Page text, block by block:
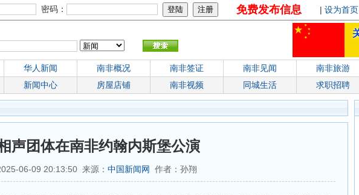
密码： 免费发布信息 | 设为首页
华人新闻 南非概况 南非签证 南非见闻 南非旅游
新闻中心 房屋店铺 南非视频 同城生活 求职招聘
声团体在南非约翰内斯堡公演
06-09 20:13:50 来源： 中国新闻网 作者：孙翔